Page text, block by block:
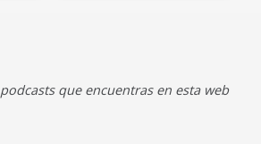
que encuentras en esta web